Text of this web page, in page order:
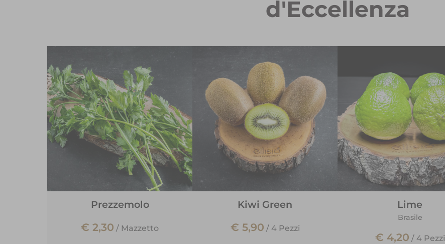
d'Eccellenza
Prezzemolo
€ 2,30 / Mazzetto
Kiwi Green
€ 5,90 / 4 Pezzi
Lime
Brasile
€ 4,20 / 4 Pezzi